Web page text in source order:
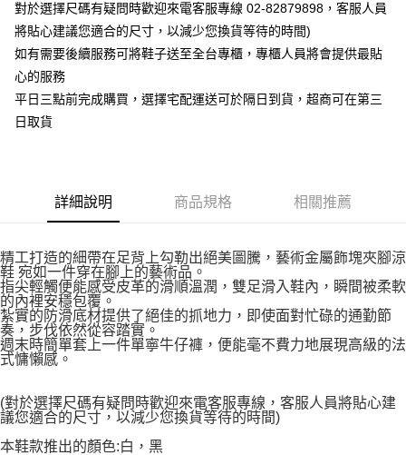
對於選擇尺碼有疑問時歡迎來電客服專線 02-82879898，客服人員
將貼心建議您適合的尺寸，以減少您換貨等待的時間)
如有需要後續服務可將鞋子送至全台專櫃，專櫃人員將會提供最貼
心的服務
平日三點前完成購買，選擇宅配運送可於隔日到貨，超商可在第三
日取貨
詳細說明 商品規格 相關推薦
精工打造的細帶在足背上勾勒出絕美圖騰，藝術金屬飾塊夾腳涼
鞋 宛如一件穿在腳上的藝術品。
指尖輕觸便能感受皮革的滑順溫潤，雙足滑入鞋內，瞬間被柔軟
的內裡安穩包覆。
紮實的防滑底材提供了絕佳的抓地力，即使面對忙碌的通勤節
奏，步伐依然從容踏實。
週末時簡單套上一件單寧牛仔褲，便能毫不費力地展現高級的法
式慵懶感。
(對於選擇尺碼有疑問時歡迎來電客服專線，客服人員將貼心建
議您適合的尺寸，以減少您換貨等待的時間)
本鞋款推出的顏色:白，黑